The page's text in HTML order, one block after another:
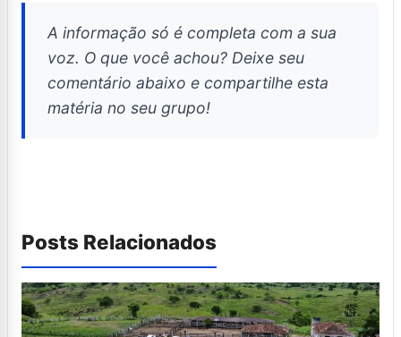
A informação só é completa com a sua
voz. O que você achou? Deixe seu
comentário abaixo e compartilhe esta
matéria no seu grupo!
Posts Relacionados